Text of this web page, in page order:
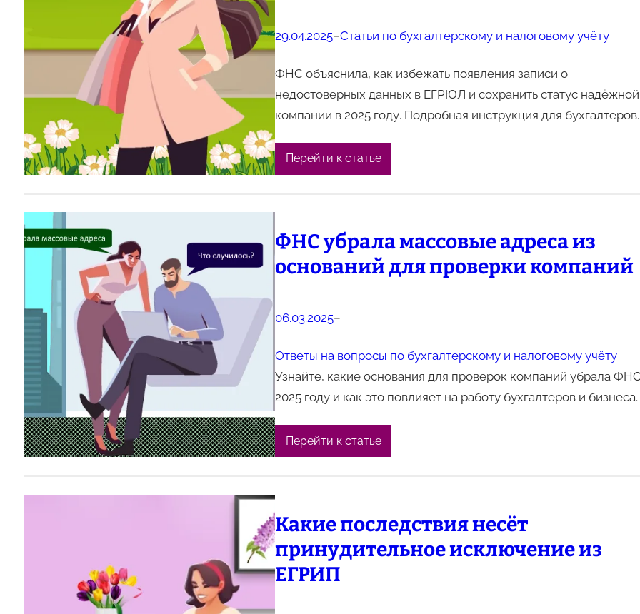
29.04.2025–Статьи по бухгалтерскому и налоговому учёту
ФНС объяснила, как избежать появления записи о
недостоверных данных в ЕГРЮЛ и сохранить статус надёжной
компании в 2025 году. Подробная инструкция для бухгалтеров.
Перейти к статье
ФНС убрала массовые адреса из
оснований для проверки компаний
06.03.2025–
Ответы на вопросы по бухгалтерскому и налоговому учёту
Узнайте, какие основания для проверок компаний убрала
2025 году и как это повлияет на работу бухгалтеров и бизнеса.
Перейти к статье
Какие последствия несёт
принудительное исключение из
ЕГРИП